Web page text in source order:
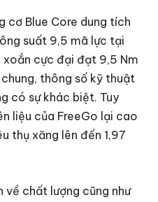
cơ Blue Core dung tích
suất 9,5 mã lực tại
cực đại đạt 9,5 Nm
thông số kỹ thuật
có sự khác biệt. Tuy
liệu của FreeGo lại cao
thụ xăng lên đến 1,97
về chất lượng cũng như